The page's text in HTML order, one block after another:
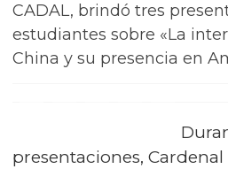
CADAL, brindó tres
estudiantes sobre «La
China y su presencia en
presentaciones, Cardenal